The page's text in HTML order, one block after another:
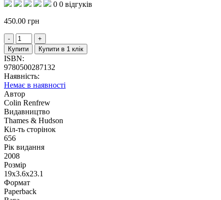
0 0 відгуків
450.00 грн
Купити Купити в 1 клік
ISBN:
9780500287132
Наявність:
Немає в наявності
Автор
Colin Renfrew
Видавництво
Thames & Hudson
Кіл-ть сторінок
656
Рік видання
2008
Розмір
19x3.6x23.1
Формат
Paperback